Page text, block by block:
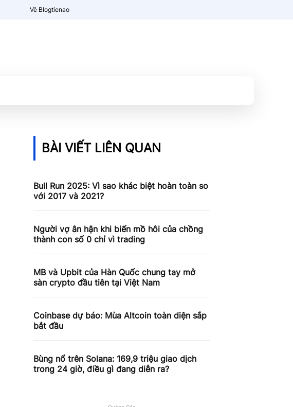
Về Blogtienao
BÀI VIẾT LIÊN QUAN
Bull Run 2025: Vì sao khác biệt hoàn toàn so
với 2017 và 2021?
Người vợ ân hận khi biến mồ hôi của chồng
thành con số 0 chỉ vì trading
MB và Upbit của Hàn Quốc chung tay mở
sàn crypto đầu tiên tại Việt Nam
Coinbase dự báo: Mùa Altcoin toàn diện sắp
bắt đầu
Bùng nổ trên Solana: 169,9 triệu giao dịch
trong 24 giờ, điều gì đang diễn ra?